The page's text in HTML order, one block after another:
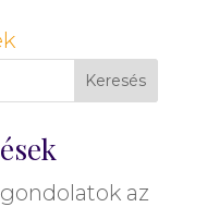
Keresés
az